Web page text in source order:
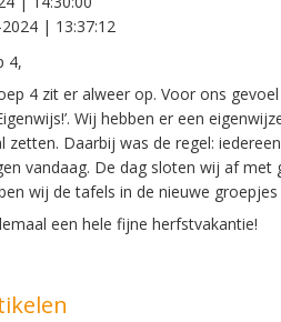
| 13:37:12
4,
4 zit er alweer op. Voor ons
Wij hebben er een
zetten. Daarbij was de regel:
vandaag. De dag sloten wij af
wij de tafels in de nieuwe
een hele fijne herfstvakantie!